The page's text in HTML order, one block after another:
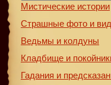
Мистические истории
Страшные фото и
Ведьмы и колдуны
Кладбище и
Гадания и